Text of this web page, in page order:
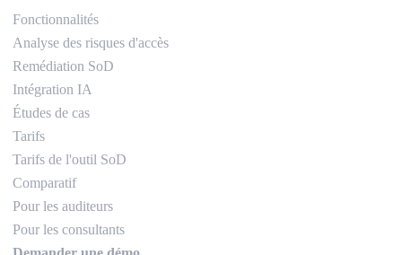
Fonctionnalités
Analyse des risques d'accès
Remédiation SoD
Intégration IA
Études de cas
Tarifs
Tarifs de l'outil SoD
Comparatif
Pour les auditeurs
Pour les consultants